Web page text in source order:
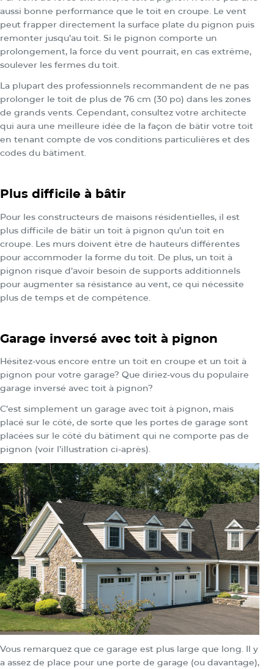
aussi bonne performance que le toit en croupe. Le vent
peut frapper directement la surface plate du pignon puis
remonter jusqu’au toit. Si le pignon comporte un
prolongement, la force du vent pourrait, en cas extrême,
soulever les fermes du toit.
La plupart des professionnels recommandent de ne pas
prolonger le toit de plus de 76 cm (30 po) dans les zones
de grands vents. Cependant, consultez votre architecte
qui aura une meilleure idée de la façon de bâtir votre toit
en tenant compte de vos conditions particulières et des
codes du bâtiment.
Plus difficile à bâtir
Pour les constructeurs de maisons résidentielles, il est
plus difficile de bâtir un toit à pignon qu’un toit en
croupe. Les murs doivent être de hauteurs différentes
pour accommoder la forme du toit. De plus, un toit à
pignon risque d’avoir besoin de supports additionnels
pour augmenter sa résistance au vent, ce qui nécessite
plus de temps et de compétence.
Garage inversé avec toit à pignon
Hésitez-vous encore entre un toit en croupe et un toit à
pignon pour votre garage? Que diriez-vous du populaire
garage inversé avec toit à pignon?
C’est simplement un garage avec toit à pignon, mais
placé sur le côté, de sorte que les portes de garage sont
placées sur le côté du bâtiment qui ne comporte pas de
pignon (voir l’illustration ci-après).
Vous remarquez que ce garage est plus large que long. Il y
a assez de place pour une porte de garage (ou davantage),